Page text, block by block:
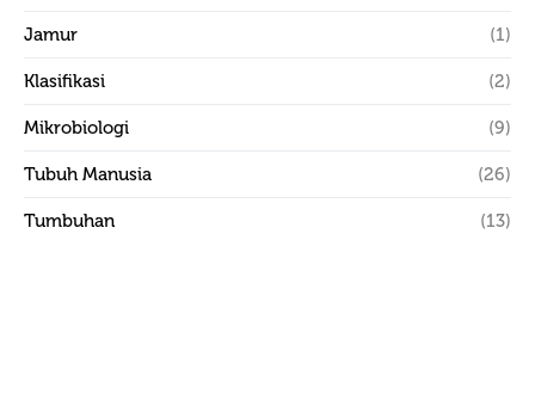
Jamur (1)
Klasifikasi (2)
Mikrobiologi (9)
Tubuh Manusia (26)
Tumbuhan (13)